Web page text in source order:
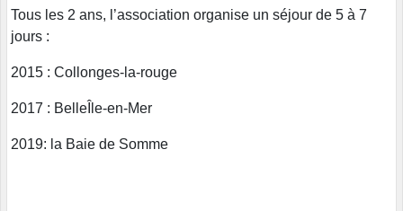
Tous les 2 ans, l’association organise un séjour de 5 à 7
jours :
2015 : Collonges-la-rouge
2017 : BelleÎle-en-Mer
2019: la Baie de Somme